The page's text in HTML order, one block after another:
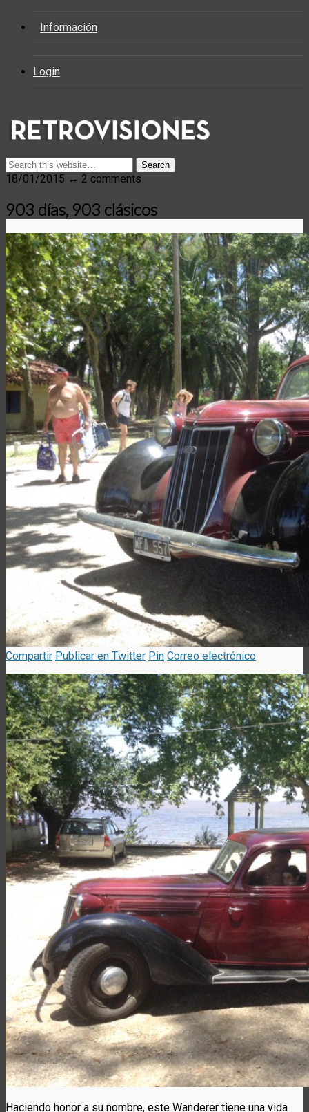
Información
Login
18/01/2015 ↔ 2 comments
903 días, 903 clásicos
Compartir Publicar en Twitter Pin Correo electrónico
Haciendo honor a su nombre, este Wanderer tiene una vida